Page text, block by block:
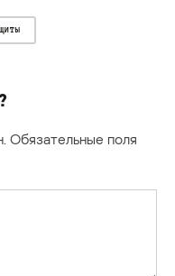
Обязательные поля